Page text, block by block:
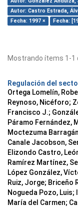
Autor: Castro Estrada,
Fecha: 1997 ×
Fecha:
Mostrando ítems 1-1
Regulación del
Ortega Lomelín,
Reynoso, Nicéforo;
Francisco J.;
Páramo Fernández,
Moctezuma
Canale Jacobson,
Elizondo Castro,
Ramírez Martínez,
López González,
Ruiz, Jorge; Briceño
Nogueda Pozo, Luis;
María del Carmen;